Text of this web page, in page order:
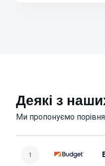
Деякі з
Ми пропонуємо